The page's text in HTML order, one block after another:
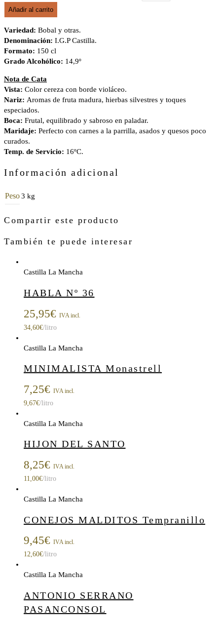
Añadir al carrito
Variedad: Bobal y otras.
Denominación: I.G.P Castilla.
Formato: 150 cl
Grado Alcohólico: 14,9º
Nota de Cata
Vista: Color cereza con borde violáceo.
Nariz: Aromas de fruta madura, hierbas silvestres y toques
especiados.
Boca: Frutal, equilibrado y sabroso en paladar.
Maridaje: Perfecto con carnes a la parrilla, asados y quesos poco
curados.
Temp. de Servicio: 16ºC.
Información adicional
Peso3 kg
Compartir este producto
También te puede interesar
Castilla La Mancha
HABLA Nº 36
25,95€ IVA incl.
34,60€/litro
Castilla La Mancha
MINIMALISTA Monastrell
7,25€ IVA incl.
9,67€/litro
Castilla La Mancha
HIJON DEL SANTO
8,25€ IVA incl.
11,00€/litro
Castilla La Mancha
CONEJOS MALDITOS Tempranillo
9,45€ IVA incl.
12,60€/litro
Castilla La Mancha
ANTONIO SERRANO
PASANCONSOL